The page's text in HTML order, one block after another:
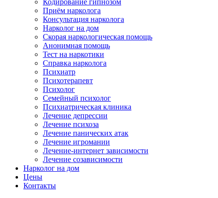
Кодирование гипнозом
Приём нарколога
Консультация нарколога
Нарколог на дом
Скорая наркологическая помощь
Анонимная помощь
Тест на наркотики
Справка нарколога
Психиатр
Психотерапевт
Психолог
Семейный психолог
Психиатрическая клиника
Лечение депрессии
Лечение психоза
Лечение панических атак
Лечение игромании
Лечение-интернет зависимости
Лечение созависимости
Нарколог на дом
Цены
Контакты